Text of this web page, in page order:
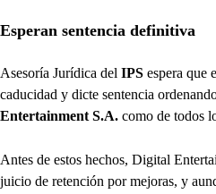
Esperan sentencia definitiva
Asesoría Jurídica del IPS espera que
caducidad y dicte sentencia
Entertainment S.A. como de todos
Antes de estos hechos, Digital
juicio de retención por mejoras, y